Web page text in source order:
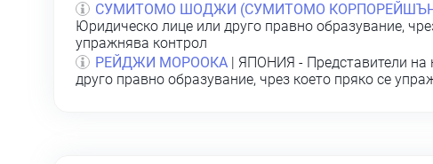
СУМИТОМО ШОДЖИ (СУМИТОМО
Юридическо лице или друго правно образувание,
упражнява контрол
РЕЙДЖИ МОРООКА | ЯПОНИЯ - Представители на
друго правно образувание, чрез което пряко се